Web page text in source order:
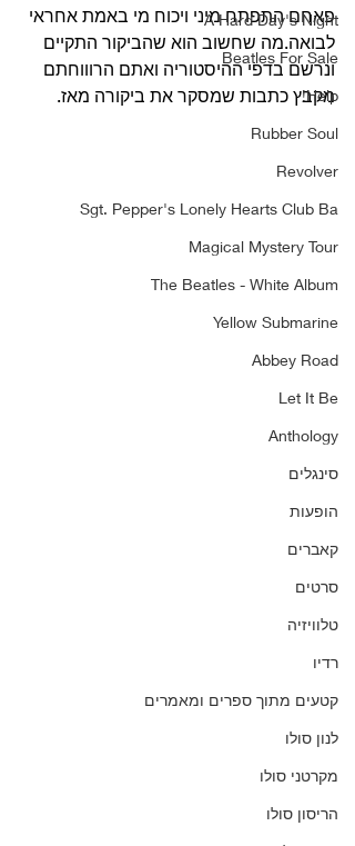
A Hard Day's Night
Beatles For Sale
Help!
Rubber Soul
Revolver
Sgt. Pepper's Lonely Hearts Club Ba
Magical Mystery Tour
The Beatles - White Album
Yellow Submarine
Abbey Road
Let It Be
Anthology
סינגלים
הופעות
קאברים
סרטים
טלוויזיה
רדיו
קטעים מתוך ספרים ומאמרים
לנון סולו
מקרטני סולו
הריסון סולו
פאחם התפתח מיני ויכוח מי באמת אחראי
לבואה.מה שחשוב הוא שהביקור התקיים
ונרשם בדפי ההיסטוריה ואתם הרוווחתם
מקבץ כתבות שמסקר את ביקורה מאז.